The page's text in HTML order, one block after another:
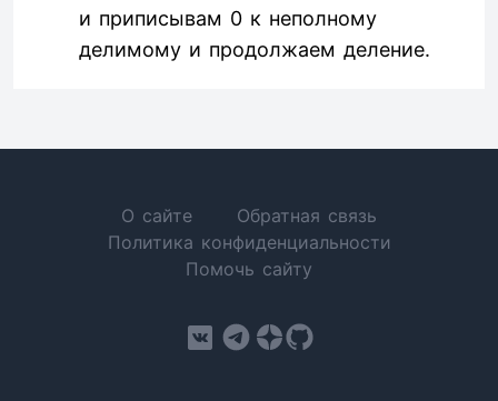
и приписывам 0 к неполному
делимому и продолжаем деление.
О сайте
Обратная связь
Политика конфиденциальности
Помочь сайту